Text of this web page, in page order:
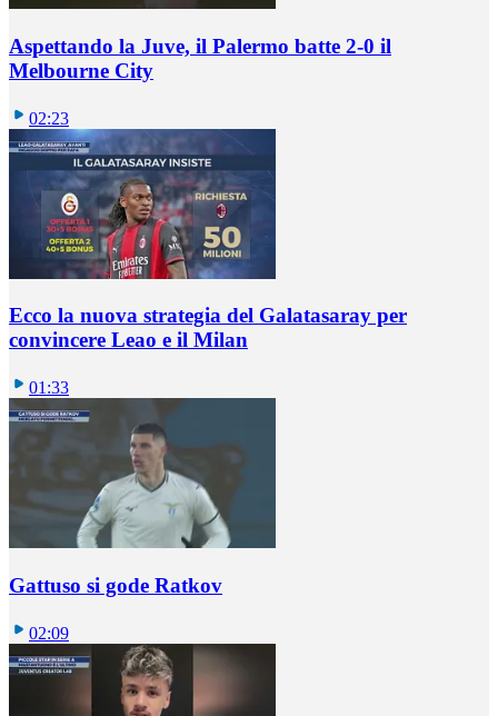
Aspettando la Juve, il Palermo batte 2-0 il
Melbourne City
02:23
Ecco la nuova strategia del Galatasaray per
convincere Leao e il Milan
01:33
Gattuso si gode Ratkov
02:09